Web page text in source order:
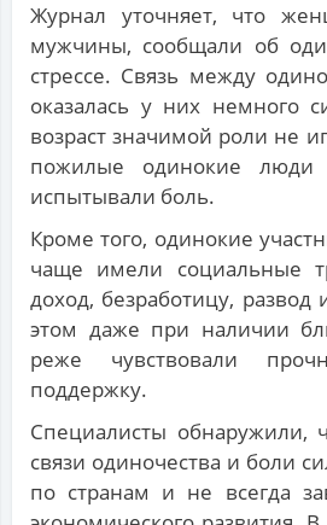
Журнал уточняет, что
мужчины, сообщали об
стрессе. Связь между
оказалась у них немного
возраст значимой роли не
пожилые одинокие люди
испытывали боль.
Кроме того, одинокие
чаще имели социальные
доход, безработицу, развод
этом даже при наличии
реже чувствовали
поддержку.
Специалисты обнаружили,
связи одиночества и боли
по странам и не всегда